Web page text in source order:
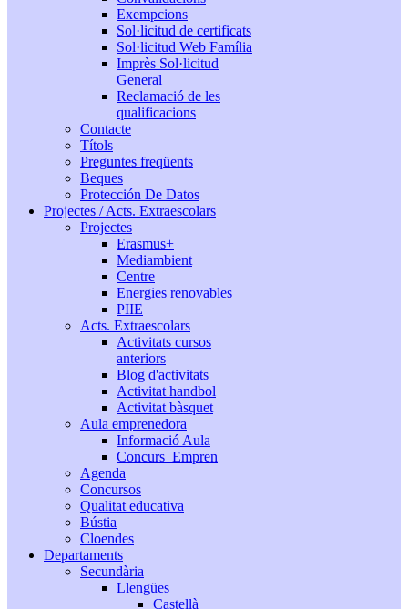
Exempcions
Sol·licitud de certificats
Sol·licitud Web Família
Imprès Sol·licitud
General
Reclamació de les
qualificacions
Contacte
Títols
Preguntes freqüents
Beques
Protección De Datos
Projectes / Acts. Extraescolars
Projectes
Erasmus+
Mediambient
Centre
Energies renovables
PIIE
Acts. Extraescolars
Activitats cursos
anteriors
Blog d'activitats
Activitat handbol
Activitat bàsquet
Aula emprenedora
Informació Aula
Concurs_Empren
Agenda
Concursos
Qualitat educativa
Bústia
Cloendes
Departaments
Secundària
Llengües
Castellà